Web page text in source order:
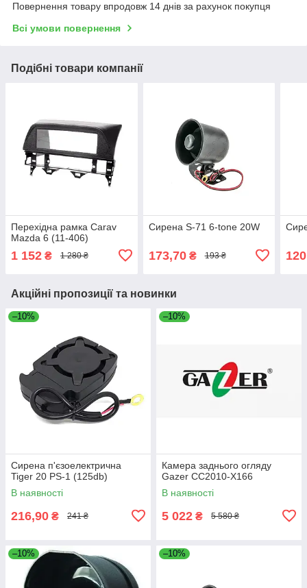
Повернення товару впродовж 14 днів за рахунок покупця
Всі умови повернення
Подібні товари компанії
Перехідна рамка Carav
Mazda 6 (11-406)
1 152 ₴ 1 280 ₴
Сирена S-71 6-tone 20W
173,70₴ 193 ₴
Акційні пропозиції та новинки
–10%
Сирена п'єзоелектрична
Tiger 20 PS-1 (125db)
В наявності
216,90 ₴ 241 ₴
–10%
Камера заднього огляду
Gazer CC2010-X166
В наявності
5 022 ₴ 5 580 ₴
–10% –10%